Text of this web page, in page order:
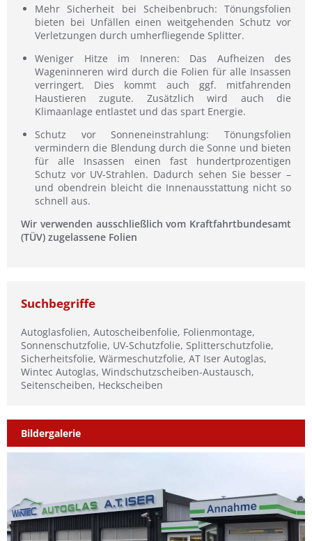
Mehr Sicherheit bei Scheibenbruch: Tönungsfolien
bieten bei Unfällen einen weitgehenden Schutz vor
Verletzungen durch umherfliegende Splitter.
Weniger Hitze im Inneren: Das Aufheizen des
Wageninneren wird durch die Folien für alle Insassen
verringert. Dies kommt auch ggf. mitfahrenden
Haustieren zugute. Zusätzlich wird auch die
Klimaanlage entlastet und das spart Energie.
Schutz vor Sonneneinstrahlung: Tönungsfolien
vermindern die Blendung durch die Sonne und bieten
für alle Insassen einen fast hundertprozentigen
Schutz vor UV-Strahlen. Dadurch sehen Sie besser –
und obendrein bleicht die Innenausstattung nicht so
schnell aus.
Wir verwenden ausschließlich vom Kraftfahrtbundesamt
(TÜV) zugelassene Folien
Suchbegriffe
Autoglasfolien, Autoscheibenfolie, Folienmontage,
Sonnenschutzfolie, UV-Schutzfolie, Splitterschutzfolie,
Sicherheitsfolie, Wärmeschutzfolie, AT Iser Autoglas,
Wintec Autoglas, Windschutzscheiben-Austausch,
Seitenscheiben, Heckscheiben
Bildergalerie